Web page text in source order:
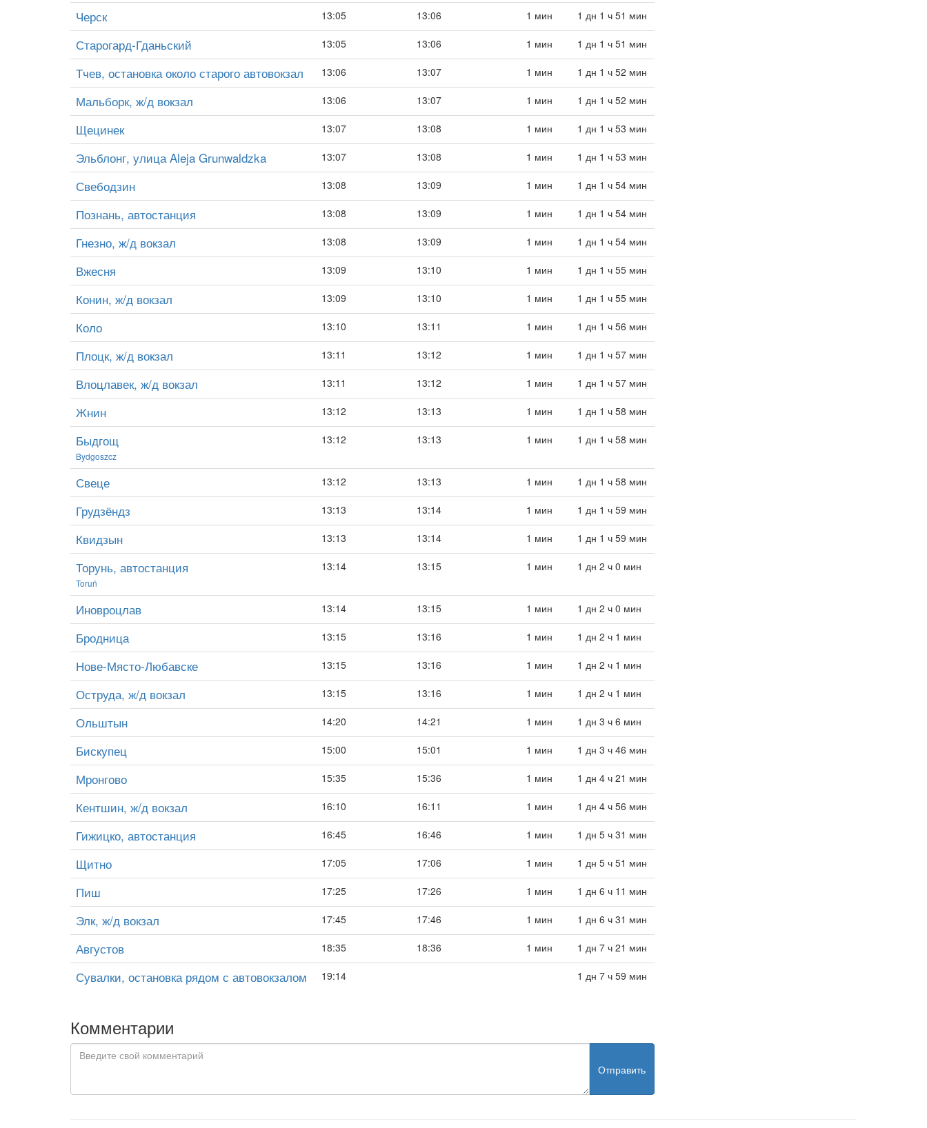
Черск 13:05 13:06 1 мин 1 дн 1 ч 51 мин
Старогард-Гданьский 13:05 13:06 1 мин 1 дн 1 ч 51 мин
Тчев, остановка около старого автовокзал 13:06 13:07 1 мин 1 дн 1 ч 52 мин
Мальборк, ж/д вокзал 13:06 13:07 1 мин 1 дн 1 ч 52 мин
Щецинек 13:07 13:08 1 мин 1 дн 1 ч 53 мин
Эльблонг, улица Aleja Grunwaldzka 13:07 13:08 1 мин 1 дн 1 ч 53 мин
Свебодзин 13:08 13:09 1 мин 1 дн 1 ч 54 мин
Познань, автостанция 13:08 13:09 1 мин 1 дн 1 ч 54 мин
Гнезно, ж/д вокзал 13:08 13:09 1 мин 1 дн 1 ч 54 мин
Вжесня 13:09 13:10 1 мин 1 дн 1 ч 55 мин
Конин, ж/д вокзал 13:09 13:10 1 мин 1 дн 1 ч 55 мин
Коло 13:10 13:11 1 мин 1 дн 1 ч 56 мин
Плоцк, ж/д вокзал 13:11 13:12 1 мин 1 дн 1 ч 57 мин
Влоцлавек, ж/д вокзал 13:11 13:12 1 мин 1 дн 1 ч 57 мин
Жнин 13:12 13:13 1 мин 1 дн 1 ч 58 мин
Быдгощ
Bydgoszcz
13:12 13:13 1 мин 1 дн 1 ч 58 мин
Свеце 13:12 13:13 1 мин 1 дн 1 ч 58 мин
Грудзёндз 13:13 13:14 1 мин 1 дн 1 ч 59 мин
Квидзын 13:13 13:14 1 мин 1 дн 1 ч 59 мин
Торунь, автостанция
Toruń
13:14 13:15 1 мин 1 дн 2 ч 0 мин
Иновроцлав 13:14 13:15 1 мин 1 дн 2 ч 0 мин
Бродница 13:15 13:16 1 мин 1 дн 2 ч 1 мин
Нове-Място-Любавске 13:15 13:16 1 мин 1 дн 2 ч 1 мин
Оструда, ж/д вокзал 13:15 13:16 1 мин 1 дн 2 ч 1 мин
Ольштын 14:20 14:21 1 мин 1 дн 3 ч 6 мин
Бискупец 15:00 15:01 1 мин 1 дн 3 ч 46 мин
Мронгово 15:35 15:36 1 мин 1 дн 4 ч 21 мин
Кентшин, ж/д вокзал 16:10 16:11 1 мин 1 дн 4 ч 56 мин
Гижицко, автостанция 16:45 16:46 1 мин 1 дн 5 ч 31 мин
Щитно 17:05 17:06 1 мин 1 дн 5 ч 51 мин
Пиш 17:25 17:26 1 мин 1 дн 6 ч 11 мин
Элк, ж/д вокзал 17:45 17:46 1 мин 1 дн 6 ч 31 мин
Августов 18:35 18:36 1 мин 1 дн 7 ч 21 мин
Сувалки, остановка рядом с автовокзалом 19:14 1 дн 7 ч 59 мин
Комментарии
Отправить